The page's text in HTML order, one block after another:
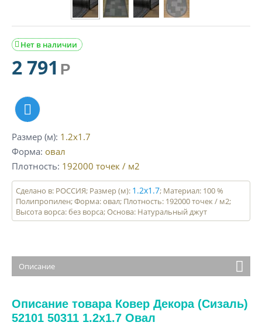
Нет в наличии

2 791 Р
Размер (м) 1.2x1.7
Форма овал
Плотность 192000 точек / м2
Сделано в: РОССИЯ; Размер (м): 1.2x1.7; Материал: 100 %
Полипропилен; Форма: овал; Плотность: 192000 точек / м2;
Высота ворса: без ворса; Основа: Натуральный джут
Описание
Описание товара Ковер Декора (Сизаль)
52101 50311 1.2x1.7 Овал